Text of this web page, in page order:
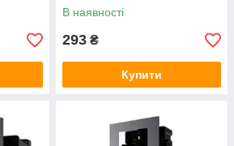
В наявності
293 ₴
Купити